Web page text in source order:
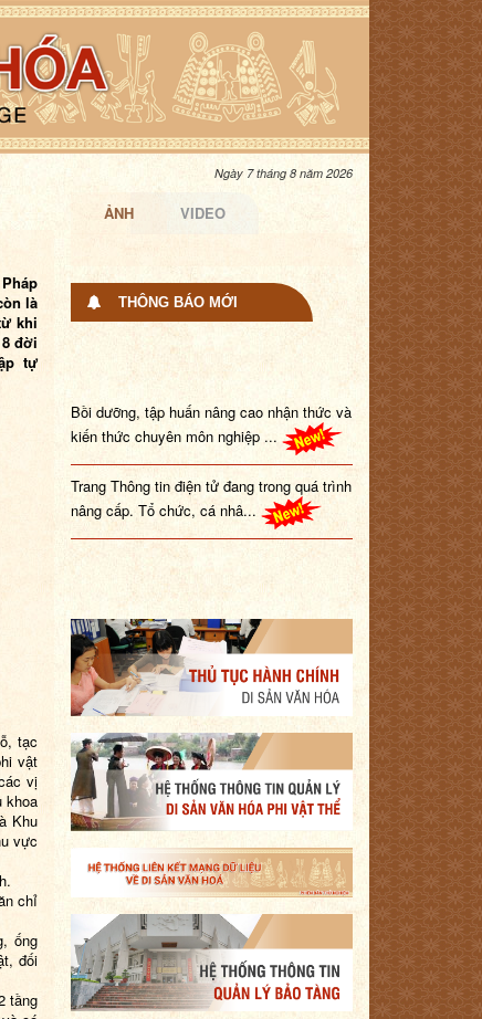
Ngày 7 tháng 8 năm 2026
là
khi
đời
tự
tạc
vật
vị
khoa
Khu
vực
chỉ
ống
đối
tầng
ẢNH VIDEO
THÔNG BÁO MỚI
kiến thức chuyên môn nghiệp ...
Trang Thông tin điện tử đang trong quá trình
nâng cấp. Tổ chức, cá nhâ...